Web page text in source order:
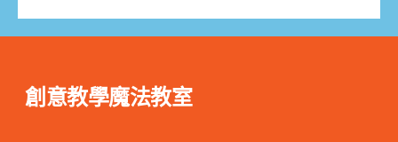
創意教學魔法教室